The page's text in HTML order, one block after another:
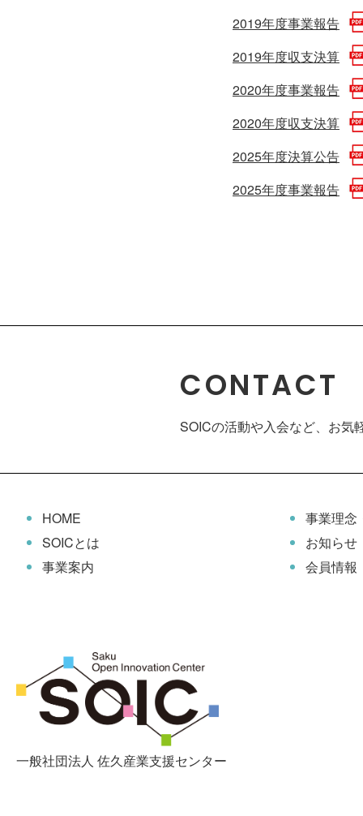
2019年度事業報告
2019年度収支決算
2020年度事業報告
2020年度収支決算
2025年度決算公告
2025年度事業報告
CONTACT
SOICの活動や入会など、 お気
HOME
SOICとは
事業案内
事業理念
お知らせ
会員情報
一般社団法人 佐久産業支援センター